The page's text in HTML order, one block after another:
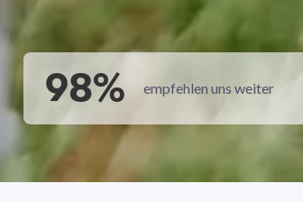
98% empfehlen uns weiter